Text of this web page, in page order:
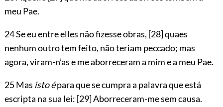
meu Pae.
24 Se eu entre elles não fizesse obras, [28]quaes
nenhum outro tem feito, não teriam peccado; mas
agora, viram-n’as e me aborreceram a mim e a meu Pae.
25 Mas isto épara que se cumpra a palavra que está
escripta na sua lei: [29]Aborreceram-me sem causa.